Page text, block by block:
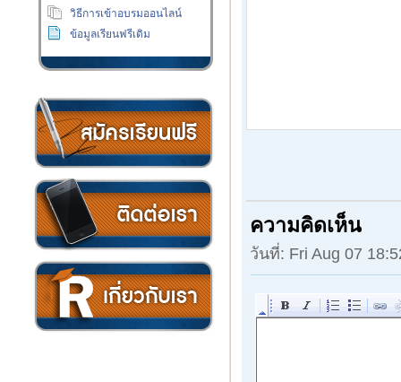
วิธีการเข้าอบรมออนไลน์
ข้อมูลเรียนฟรีเดิม
ความคิดเห็น
วันที่: Fri Aug 07